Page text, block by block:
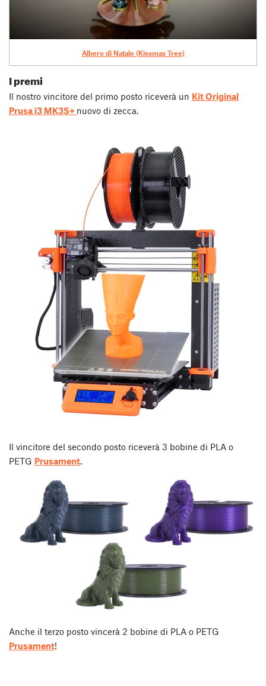
Albero di Natale (Kissmas Tree)
I premi
Il nostro vincitore del primo posto riceverà un Kit Original
Prusa i3 MK3S+ nuovo di zecca.
Il vincitore del secondo posto riceverà 3 bobine di PLA o
PETG Prusament.
Anche il terzo posto vincerà 2 bobine di PLA o PETG
Prusament!